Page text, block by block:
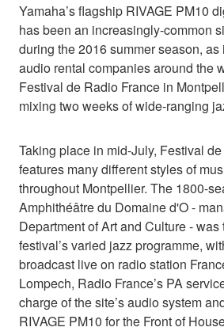
Yamaha’s flagship RIVAGE PM10
has been an increasingly-common
during the 2016 summer season,
audio rental companies around the
Festival de Radio France in
mixing two weeks of wide-ranging
Taking place in mid-July, Festival
features many different styles of
throughout Montpellier. The 1800-
Amphithéâtre du Domaine d'O -
Department of Art and Culture -
festival’s varied jazz programme,
broadcast live on radio station
Lompech, Radio France’s PA
charge of the site’s audio system
RIVAGE PM10 for the Front of